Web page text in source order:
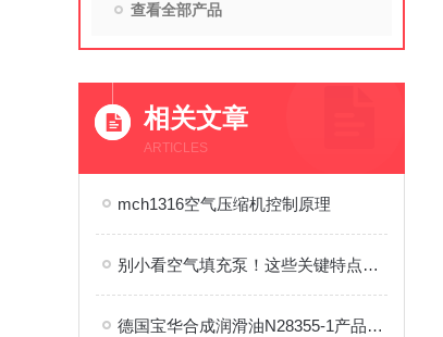
查看全部产品
相关文章
ARTICLES
mch1316空气压缩机控制原理
别小看空气填充泵！这些关键特点，藏着设备脱颖而出的秘诀
德国宝华合成润滑油N28355-1产品介绍